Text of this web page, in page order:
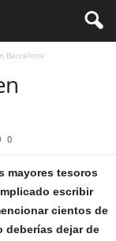
Barcelona
0
mayores tesoros
escribir
cientos de
deberías dejar de